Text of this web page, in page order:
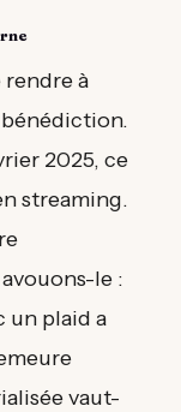
rendre à
2025, ce
streaming.
le :
un plaid a
vaut-